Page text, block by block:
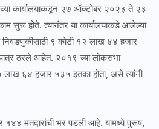
कार्यालयाकडून २७ ऑक्टोबर २०२३ ते २३
सुरू होते. त्यानंतर या कार्यालयाकडे आलेल्या
निवडणुकीसाठी ९ कोटी १२ लाख ४४ हजार
ठरले आहेत. २०१९ च्या लोकसभा
६४ हजार ५३५ इतका होता, असे त्यांनी
१४४ मतदारांची भर पडली आहे. यामध्ये पुरूष,